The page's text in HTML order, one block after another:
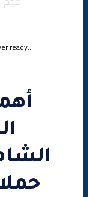
ready...
👻 خطوات ربط Snap Pixel
الخطوة 6: إعداد Conversion Tracking
🎯 تعريف